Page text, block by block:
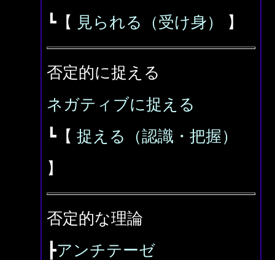
┗【 見られる（受け身） 】
否定的に捉える
ネガティブに捉える
┗【 捉える（認識・把握）
】
否定的な理論
┣アンチテーゼ